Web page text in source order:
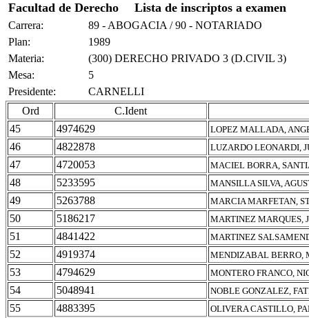
Facultad de Derecho Lista de inscriptos a examen
Carrera:
89 - ABOGACIA / 90 - NOTARIADO
Plan:
1989
Materia:
(300) DERECHO PRIVADO 3 (D.CIVIL 3)
Mesa:
5
Presidente:
CARNELLI
Ord
C.Ident
45
4974629 LOPEZ MALLADA,
46 4822878 LUZARDO LEONARDI,
47 4720053 MACIEL BORRA,
48 5233595 MANSILLA SILVA,
49 5263788 MARCIA MARFETAN,
50 5186217 MARTINEZ MARQUES,
51 4841422 MARTINEZ
52 4919374 MENDIZABAL BERRO,
53 4794629 MONTERO FRANCO,
54 5048941 NOBLE GONZALEZ,
55 4883395 OLIVERA CASTILLO,